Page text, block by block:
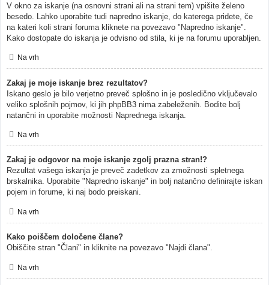
V okno za iskanje (na osnovni strani ali na strani tem) vpišite želeno
besedo. Lahko uporabite tudi napredno iskanje, do katerega pridete, če
na kateri koli strani foruma kliknete na povezavo "Napredno iskanje".
Kako dostopate do iskanja je odvisno od stila, ki je na forumu uporabljen.
Na vrh
Zakaj je moje iskanje brez rezultatov?
Iskano geslo je bilo verjetno preveč splošno in je posledično vključevalo
veliko splošnih pojmov, ki jih phpBB3 nima zabeleženih. Bodite bolj
natančni in uporabite možnosti Naprednega iskanja.
Na vrh
Zakaj je odgovor na moje iskanje zgolj prazna stran!?
Rezultat vašega iskanja je preveč zadetkov za zmožnosti spletnega
brskalnika. Uporabite "Napredno iskanje" in bolj natančno definirajte iskan
pojem in forume, ki naj bodo preiskani.
Na vrh
Kako poiščem določene člane?
Obiščite stran "Člani" in kliknite na povezavo "Najdi člana".
Na vrh